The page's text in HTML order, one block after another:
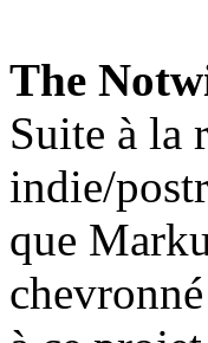
The
Suite à la
indie/
que